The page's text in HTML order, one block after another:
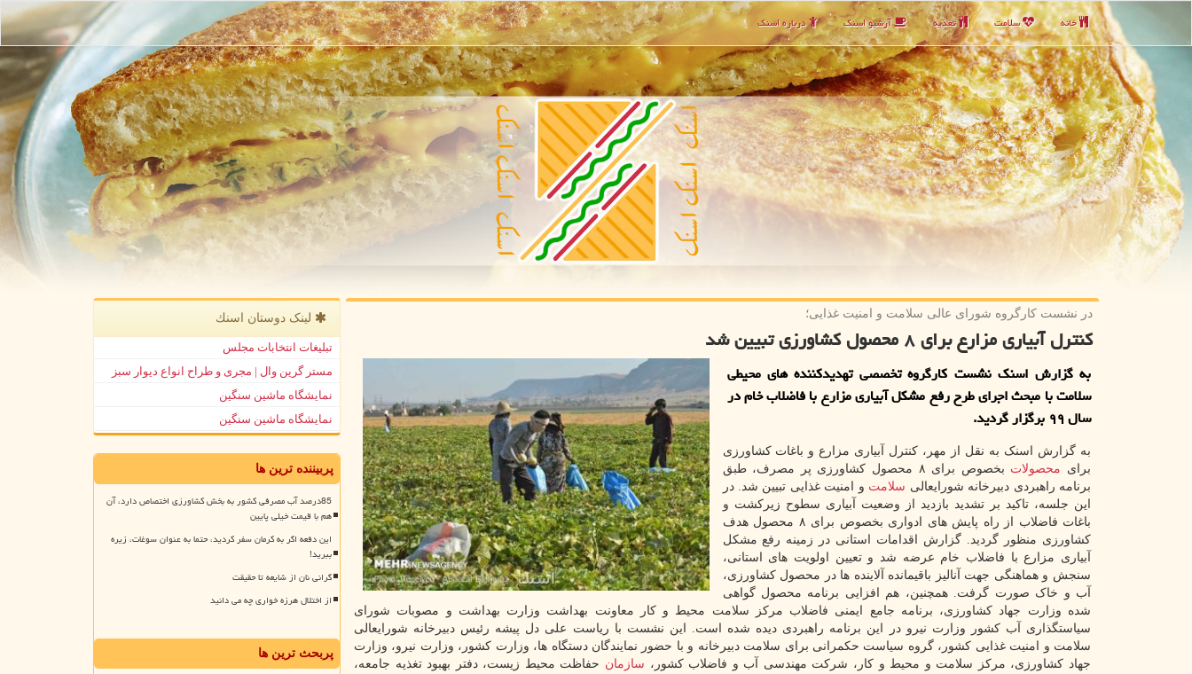
خانه سلامت تغذیه آرشیو اسنك درباره اسنك
در نشست كارگروه شورای عالی سلامت و امنیت غذایی؛
كنترل آبیاری مزارع برای ۸ محصول كشاورزی تبیین شد
به گزارش اسنك نشست كارگروه تخصصی تهدیدكننده های محیطی
سلامت با مبحث اجرای طرح رفع مشكل آبیاری مزارع با فاضلاب خام در
سال ۹۹ برگزار گردید.
به گزارش اسنک به نقل از مهر، کنترل آبیاری مزارع و باغات کشاورزی
برای محصولات
بخصوص برای ۸ محصول کشاورزی پر مصرف، طبق
برنامه راهبردی دبیرخانه شورایعالی سلامت و امنیت غذایی تبیین شد. در
این جلسه، تاکید بر تشدید بازدید از وضعیت آبیاری سطوح زیرکشت و
باغات فاضلاب از راه پایش های ادواری بخصوص برای ۸ محصول هدف
کشاورزی منظور گردید. گزارش اقدامات استانی در زمینه رفع مشکل
آبیاری مزارع با فاضلاب خام عرضه شد و تعیین اولویت های استانی،
سنجش و هماهنگی جهت آنالیز باقیمانده آلاینده ها در محصول کشاورزی،
آب و خاک صورت گرفت. همچنین، هم افزایی برنامه محصول گواهی
شده وزارت جهاد کشاورزی، برنامه جامع ایمنی فاضلاب مرکز سلامت محیط و کار معاونت بهداشت وزارت بهداشت و مصوبات شورای
سیاستگذاری آب کشور وزارت نیرو در این برنامه راهبردی دیده شده است. این نشست با ریاست علی دل پیشه رئیس دبیرخانه شورایعالی
سلامت و امنیت غذایی کشور، گروه سیاست حکمرانی برای سلامت دبیرخانه و با حضور نمایندگان دستگاه ها، وزارت کشور، وزارت نیرو، وزارت
جهاد کشاورزی، مرکز سلامت و محیط و کار، شرکت مهندسی آب و فاضلاب کشور، سازمان حفاظت محیط زیست، دفتر بهبود تغذیه جامعه،
لینک دوستان اسنك
تبلیغات انتخابات مجلس
مستر گرین وال | مجری و طراح انواع دیوار سبز
نمایشگاه ماشین سنگین
نمایشگاه ماشین سنگین
پربیننده ترین ها
85درصد آب مصرفی کشور به بخش کشاورزی اختصاص دارد، آن
هم با قیمت خیلی پایین
این دفعه اگر به کرمان سفر کردید، حتما به عنوان سوغات، زیره
ببرید!
گرانی نان از شایعه تا حقیقت
از اختلال هرزه خواری چه می دانید
پربحث ترین ها